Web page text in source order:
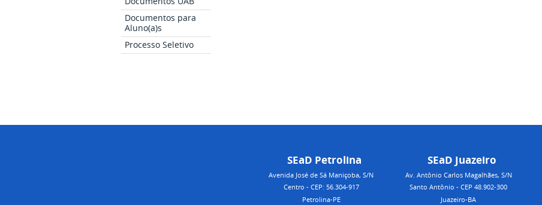
Documentos para
Aluno(a)s
Processo Seletivo
SEaD Petrolina
Avenida José de Sá Maniçoba, S/N
Centro - CEP: 56.304-917
Petrolina-PE
SEaD Juazeiro
Av. Antônio Carlos Magalhães, S/N
Santo Antônio - CEP 48.902-300
Juazeiro-BA